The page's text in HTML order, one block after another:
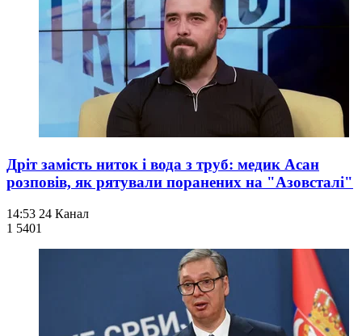
Дріт замість ниток і вода з труб: медик Асан
розповів, як рятували поранених на "Азовсталі"
14:53 24 Канал
1 5401